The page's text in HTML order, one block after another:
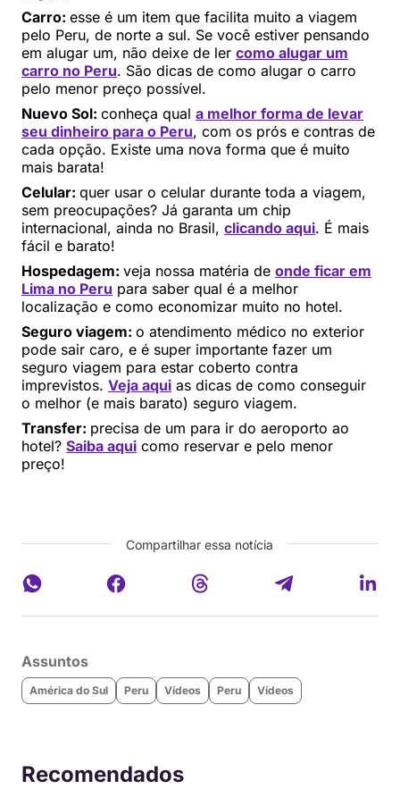
Carro: esse é um item que facilita muito a viagem
pelo Peru, de norte a sul. Se você estiver pensando
em alugar um, não deixe de ler como alugar um
carro no Peru. São dicas de como alugar o carro
pelo menor preço possível.
Nuevo Sol: conheça qual a melhor forma de levar
seu dinheiro para o Peru, com os prós e contras de
cada opção. Existe uma nova forma que é muito
mais barata!
Celular: quer usar o celular durante toda a viagem,
sem preocupações? Já garanta um chip
internacional, ainda no Brasil, clicando aqui. É mais
fácil e barato!
Hospedagem: veja nossa matéria de onde ficar em
Lima no Peru para saber qual é a melhor
localização e como economizar muito no hotel.
Seguro viagem: o atendimento médico no exterior
pode sair caro, e é super importante fazer um
seguro viagem para estar coberto contra
imprevistos. Veja aqui as dicas de como conseguir
o melhor (e mais barato) seguro viagem.
Transfer: precisa de um para ir do aeroporto ao
hotel? Saiba aqui como reservar e pelo menor
preço!
Compartilhar essa notícia
Assuntos
América do Sul Peru Vídeos Peru Vídeos
Recomendados